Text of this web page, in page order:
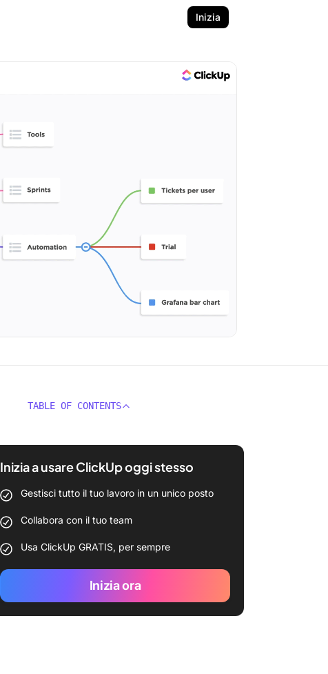
Inizia
TABLE OF CONTENTS
Inizia a usare ClickUp oggi stesso
Gestisci tutto il tuo lavoro in un unico posto
Collabora con il tuo team
Usa ClickUp GRATIS, per sempre
Inizia ora